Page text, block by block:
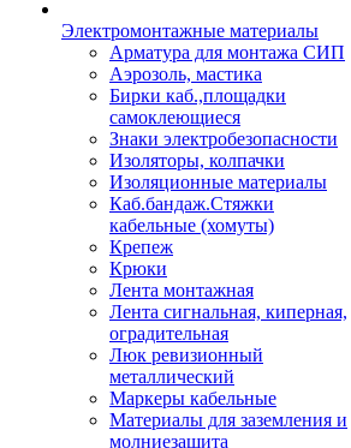
Электромонтажные материалы
Арматура для монтажа СИП
Аэрозоль, мастика
Бирки каб.,площадки
самоклеющиеся
Знаки электробезопасности
Изоляторы, колпачки
Изоляционные материалы
Каб.бандаж.Стяжки
кабельные (хомуты)
Крепеж
Крюки
Лента монтажная
Лента сигнальная, киперная,
оградительная
Люк ревизионный
металлический
Маркеры кабельные
Материалы для заземления и
молниезащита